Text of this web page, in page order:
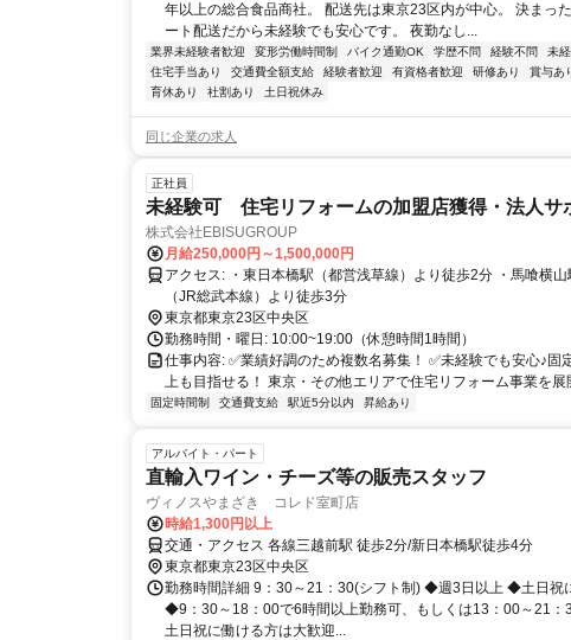
年以上の総合食品商社。 配送先は東京23区内が中心。 決まっ
ート配送だから未経験でも安心です。 夜勤なし...
業界未経験者歓迎 変形労働時間制 バイク通勤OK 学歴不問 経験不問
未
住宅手当あり
交通費全額支給 経験者歓迎 有資格者歓迎 研修あり 賞与あ
育休あり
社割あり 土日祝休み
同じ企業の求人
正社員
未経験可 住宅リフォームの加盟店獲得・法人サ
株式会社EBISUGROUP
月給250,000円～1,500,000円
アクセス: ・東日本橋駅（都営浅草線）より徒歩2分 ・馬喰横山駅（都営新宿線）より徒歩4分 ・馬喰町駅
（JR総武本線）より徒歩3分
東京都東京23区中央区
勤務時間・曜日: 10:00~19:00（休憩時間1時間）
仕事内容: ✅業績好調のため複数名募集！ ✅未経験でも安心♪
上も目指せる！ 東京・その他エリアで住宅リフォーム事業を
固定時間制 交通費支給 駅近5分以内 昇給あり
アルバイト・パート
直輸入ワイン・チーズ等の販売スタッフ
ヴィノスやまざき コレド室町店
時給1,300円以上
交通・アクセス 各線三越前駅 徒歩2分/新日本橋駅徒歩4分
東京都東京23区中央区
勤務時間詳細 9：30～21：30(シフト制) ◆週3日以上 ◆土日祝
◆9：30～18：00で6時間以上勤務可、もしくは13：00～21：
土日祝に働ける方は大歓迎...